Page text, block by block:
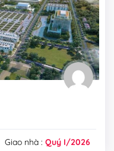
Giao nhà :Quý I/2026